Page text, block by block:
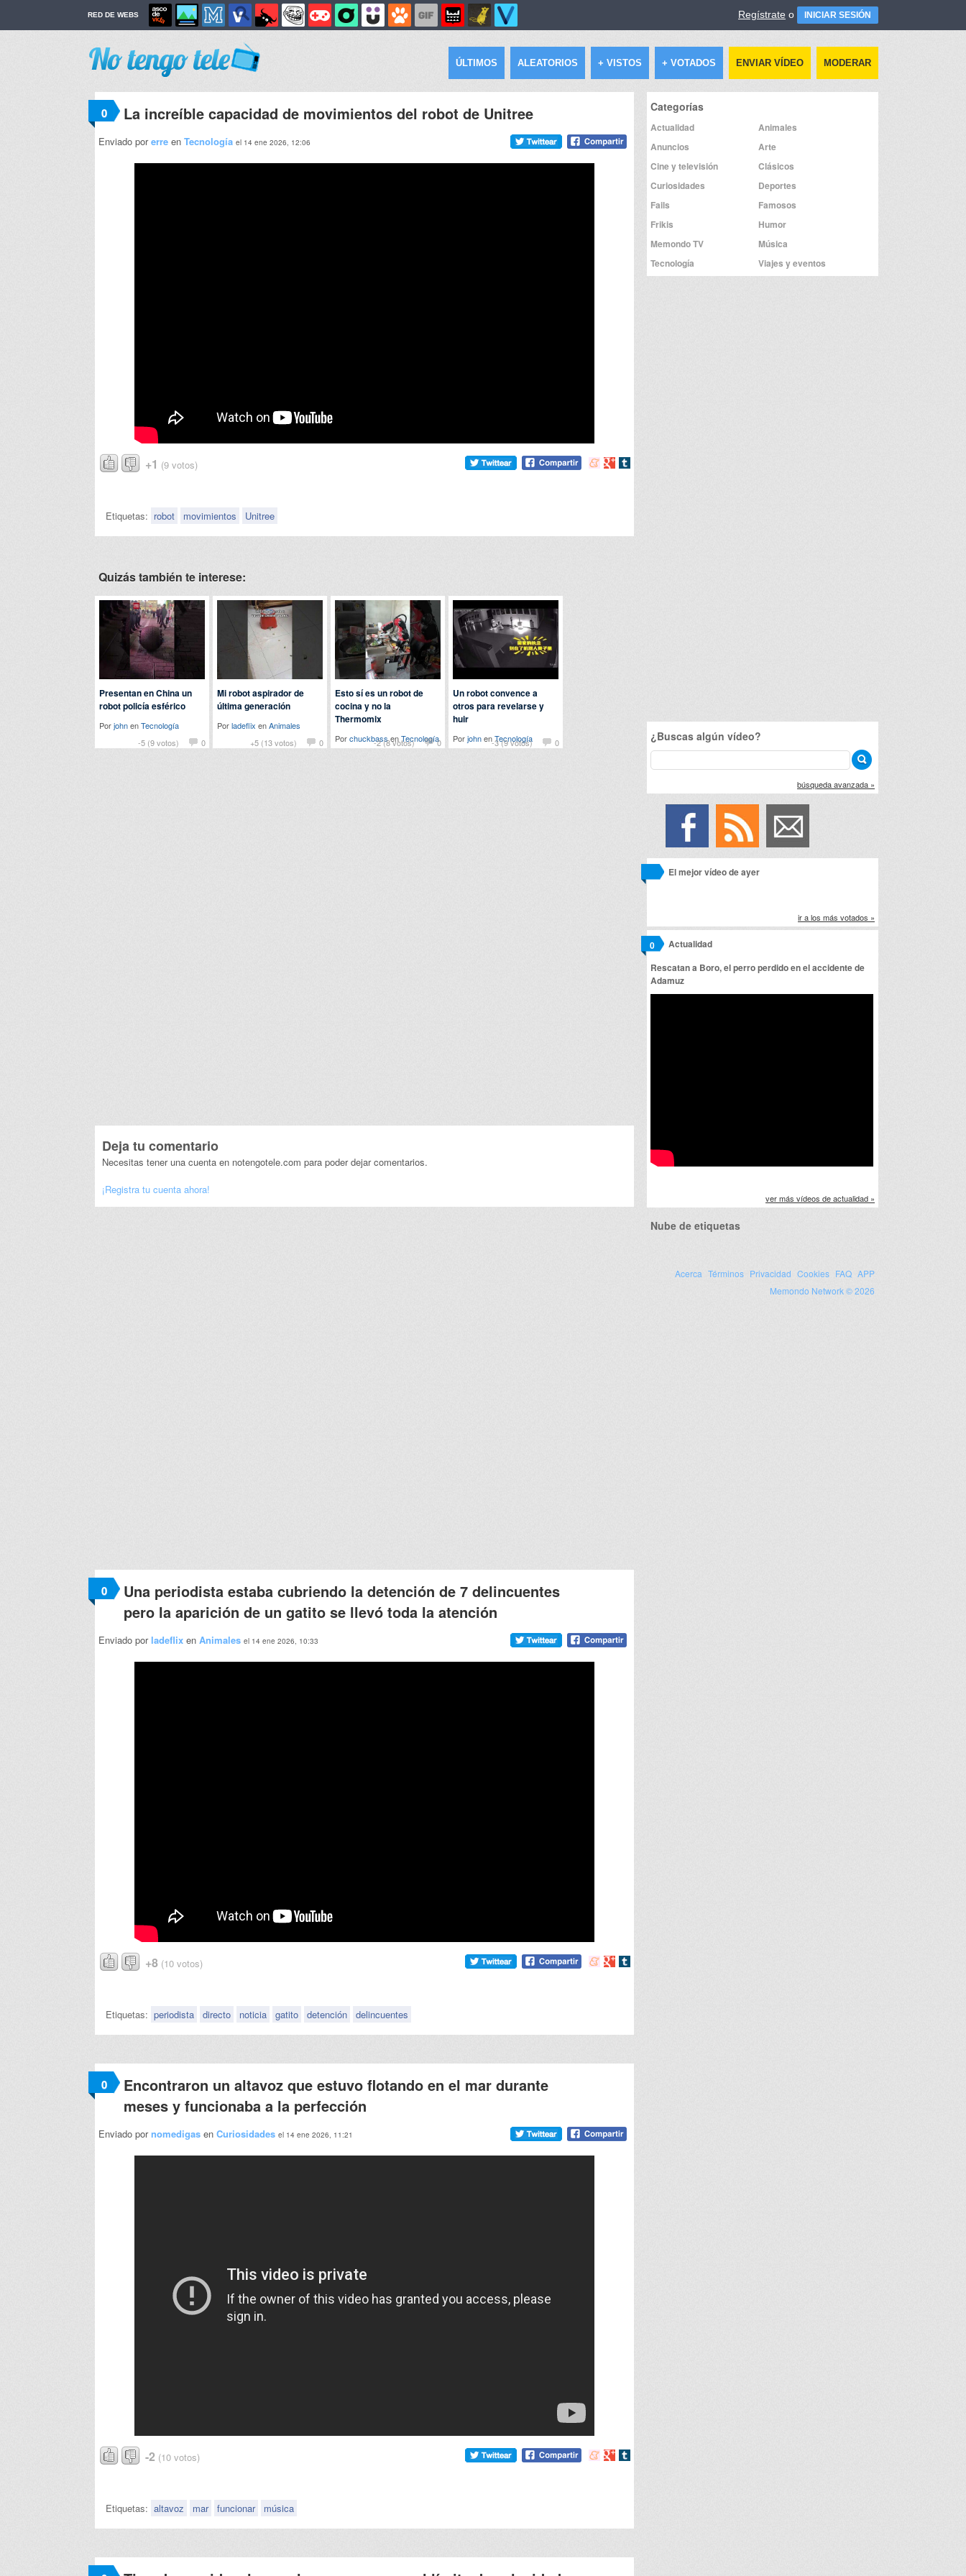
RED DE WEBS Regístrate o INICIAR SESIÓN
ÚLTIMOS ALEATORIOS + VISTOS + VOTADOS ENVIAR VÍDEO MODERAR
0 La increíble capacidad de movimientos del robot de Unitree
Enviado porerre en Tecnología el 14 ene 2026, 12:06
+1 (9 votos)
Compartir
Compartir
Compartir
Etiquetas: robot movimientos Unitree
Quizás también te interese:
-5 (9 votos) 0
Presentan en China un
robot policía esférico
PorjohnenTecnología
+5 (13 votos)
0
Mi robot aspirador de
última generación
Porladeflix enAnimales
-2 (8 votos)
0
Esto sí es un robot de
cocina y no la
Thermomix
PorchuckbassenTecnología -3 (9 votos) 0
Un robot convence a
otros para revelarse y
huir
PorjohnenTecnología
Deja tu comentario
Necesitas tener una cuenta en notengotele.com para poder dejar comentarios.
¡Registra tu cuenta ahora!
0
Una periodista estaba cubriendo la detención de 7 delincuentes
pero la aparición de un gatito se llevó toda la atención
Enviado por ladeflix en Animales el 14 ene 2026, 10:33
+8 (10 votos)
Compartir
Compartir
Compartir
Etiquetas: periodista directo noticia gatito detención delincuentes
0
Encontraron un altavoz que estuvo flotando en el mar durante
meses y funcionaba a la perfección
Enviado pornomedigas en Curiosidades el 14 ene 2026, 11:21
-2 (10 votos)
Compartir
Compartir
Compartir
Etiquetas: altavoz mar funcionar música
Categorías
Actualidad
Animales
Anuncios
Arte
Cine y televisión
Clásicos
Curiosidades
Deportes
Fails
Famosos
Frikis
Humor
Memondo TV
Música
Tecnología
Viajes y eventos
¿Buscas algún vídeo?
búsqueda avanzada »
El mejor vídeo de ayer
ir a los más votados »
Actualidad
0
Rescatan a Boro, el perro perdido en el accidente de
Adamuz
ver más vídeos de actualidad »
Nube de etiquetas
Acerca Términos Privacidad Cookies FAQ APP
Memondo Network © 2026